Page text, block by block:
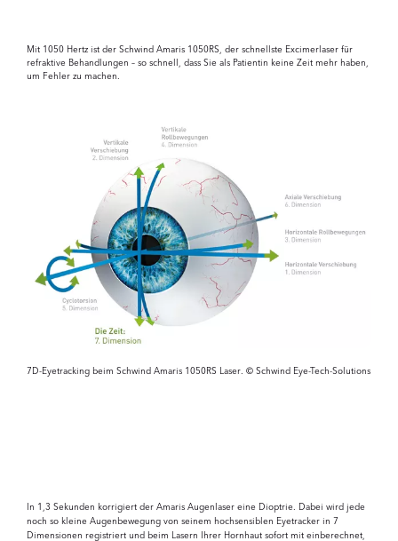
Mit 1050 Hertz ist der Schwind Amaris 1050RS, der schnellste Excimerlaser für
refraktive Behandlungen – so schnell, dass Sie als Patientin keine Zeit mehr haben,
um Fehler zu machen.
7D-Eyetracking beim Schwind Amaris 1050RS Laser. © Schwind Eye-Tech-Solutions
In 1,3 Sekunden korrigiert der Amaris Augenlaser eine Dioptrie. Dabei wird jede
noch so kleine Augenbewegung von seinem hochsensiblen Eyetracker in 7
Dimensionen registriert und beim Lasern Ihrer Hornhaut sofort mit einberechnet,